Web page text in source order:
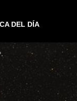
DEL DÍA